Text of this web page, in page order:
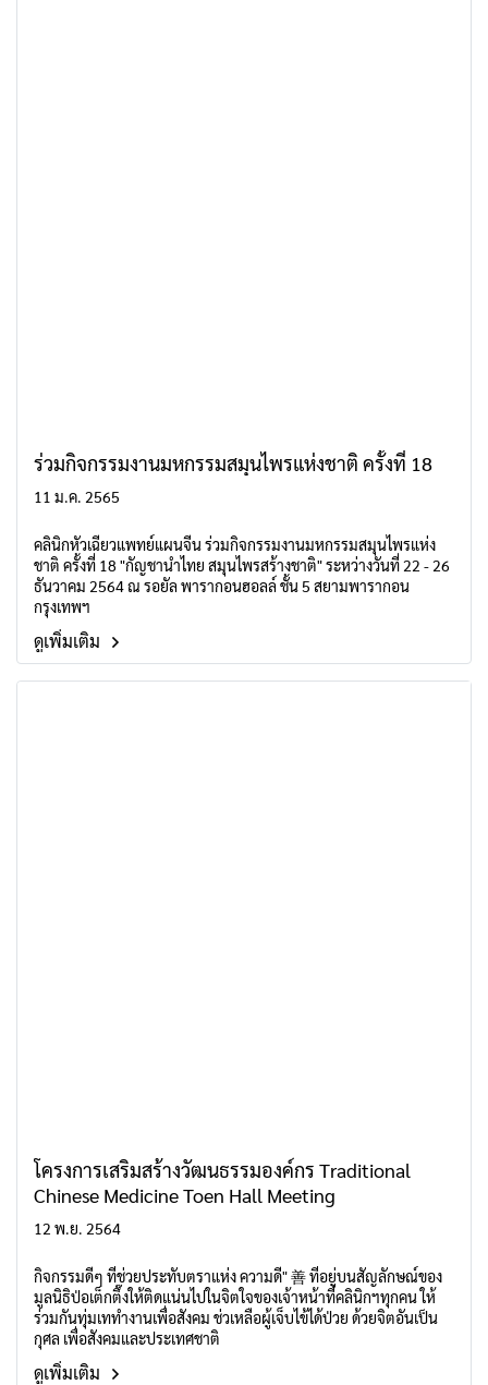
ร่วมกิจกรรมงานมหกรรมสมุนไพรแห่งชาติ ครั้งที่ 18
11 ม.ค. 2565
คลินิกหัวเฉียวแพทย์แผนจีน ร่วมกิจกรรมงานมหกรรมสมุนไพรแห่ง
ชาติ ครั้งที่ 18 "กัญชานำไทย สมุนไพรสร้างชาติ" ระหว่างวันที่ 22 - 26
ธันวาคม 2564 ณ รอยัล พารากอนฮอลล์ ชั้น 5 สยามพารากอน
กรุงเทพฯ
ดูเพิ่มเติม
โครงการเสริมสร้างวัฒนธรรมองค์กร Traditional
Chinese Medicine Toen Hall Meeting
12 พ.ย. 2564
กิจกรรมดีๆ ที่ช่วยประทับตราแห่ง ความดี" 善 ที่อยู่บนสัญลักษณ์ของ
มูลนิธิป่อเต็กตึ๊งให้ติดแน่นไปในจิตใจของเจ้าหน้าที่คลินิกฯทุกคน ให้
ร่วมกันทุ่มเททำงานเพื่อสังคม ช่วเหลือผู้เจ็บไข้ได้ป่วย ด้วยจิตอันเป็น
กุศล เพื่อสังคมและประเทศชาติ
ดูเพิ่มเติม